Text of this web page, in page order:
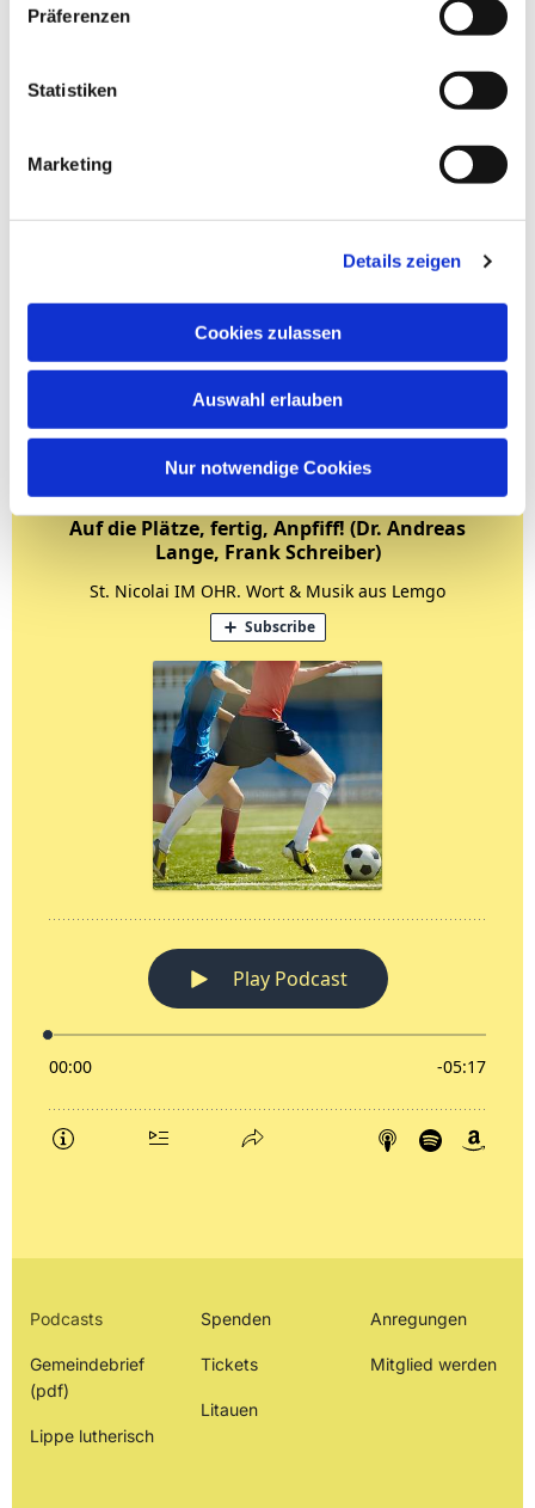
Präferenzen
Statistiken
Marketing
Details zeigen
Cookies zulassen
Auswahl erlauben
Nur notwendige Cookies
Podcasts
Gemeindebrief
(pdf)
Lippe lutherisch
Spenden
Tickets
Litauen
Anregungen
Mitglied werden